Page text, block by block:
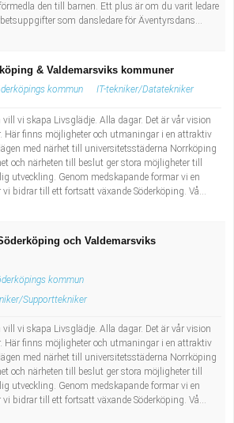
den till barnen. Ett plus är om du varit ledare
som dansledare för Äventyrsdans...
& Valdemarsviks kommuner
kommun IT-tekniker/Datatekniker
vill vi skapa Livsglädje. Alla dagar. Det är vår vision
Här finns möjligheter och utmaningar i en attraktiv
med närhet till universitetsstäderna Norrköping
och närheten till beslut ger stora möjligheter till
utveckling. Genom medskapande formar vi en
bidrar till ett fortsatt växande Söderköping. Vå...
och Valdemarsviks
kommun
Supporttekniker
vill vi skapa Livsglädje. Alla dagar. Det är vår vision
Här finns möjligheter och utmaningar i en attraktiv
med närhet till universitetsstäderna Norrköping
och närheten till beslut ger stora möjligheter till
utveckling. Genom medskapande formar vi en
bidrar till ett fortsatt växande Söderköping. Vå...